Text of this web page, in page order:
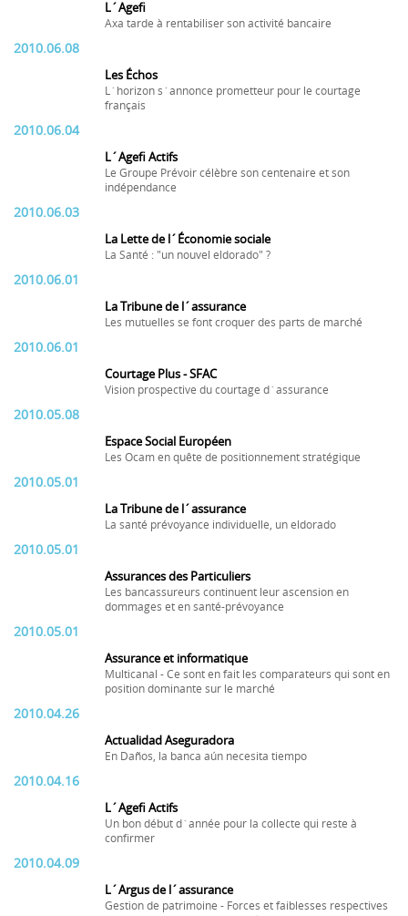
L´Agefi
Axa tarde à rentabiliser son activité bancaire
2010.06.08
Les Échos
L´horizon s´annonce prometteur pour le courtage
français
2010.06.04
L´Agefi Actifs
Le Groupe Prévoir célèbre son centenaire et son
indépendance
2010.06.03
La Lette de l´Économie sociale
La Santé : "un nouvel eldorado" ?
2010.06.01
La Tribune de l´assurance
Les mutuelles se font croquer des parts de marché
2010.06.01
Courtage Plus - SFAC
Vision prospective du courtage d´assurance
2010.05.08
Espace Social Européen
Les Ocam en quête de positionnement stratégique
2010.05.01
La Tribune de l´assurance
La santé prévoyance individuelle, un eldorado
2010.05.01
Assurances des Particuliers
Les bancassureurs continuent leur ascension en
dommages et en santé-prévoyance
2010.05.01
Assurance et informatique
Multicanal - Ce sont en fait les comparateurs qui sont en
position dominante sur le marché
2010.04.26
Actualidad Aseguradora
En Daños, la banca aún necesita tiempo
2010.04.16
L´Agefi Actifs
Un bon début d´année pour la collecte qui reste à
confirmer
2010.04.09
L´Argus de l´assurance
Gestion de patrimoine - Forces et faiblesses respectives